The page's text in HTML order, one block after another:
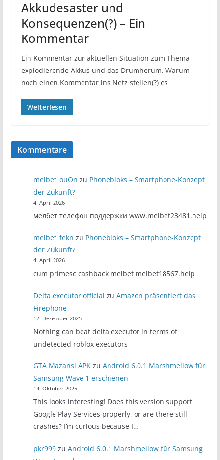
Akkudesaster und
Konsequenzen(?) – Ein
Kommentar
Ein Kommentar zur aktuellen Situation zum Thema
explodierende Akkus und das Drumherum. Warum
noch einen Kommentar ins Netz stellen(?) es
Weiterlesen
Kommentare
melbet_ouOn zu Phonebloks – Smartphone-Konzept
der Zukunft?
4. April 2026
мелбет телефон поддержки www.melbet23481.help
melbet_fekn zu Phonebloks – Smartphone-Konzept
der Zukunft?
4. April 2026
cum primesc cashback melbet melbet18567.help
Delta executor official zuAmazon präsentiert das
Firephone
12. Dezember 2025
Nothing can beat delta executor in terms of
undetected roblox executors
GTA Mazansi APK zuAndroid 6.0.1 Marshmellow für
Samsung Wave 1 erschienen
14. Oktober 2025
This looks interesting! Does this version support
Google Play Services properly, or are there still
crashes? I’m curious because I…
pkr999 zuAndroid 6.0.1 Marshmellow für Samsung